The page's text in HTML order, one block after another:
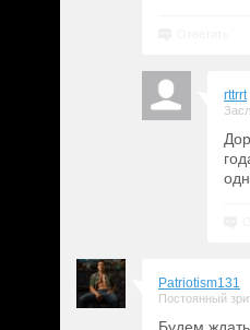
rttrrt
Patriotism131
Постоянный